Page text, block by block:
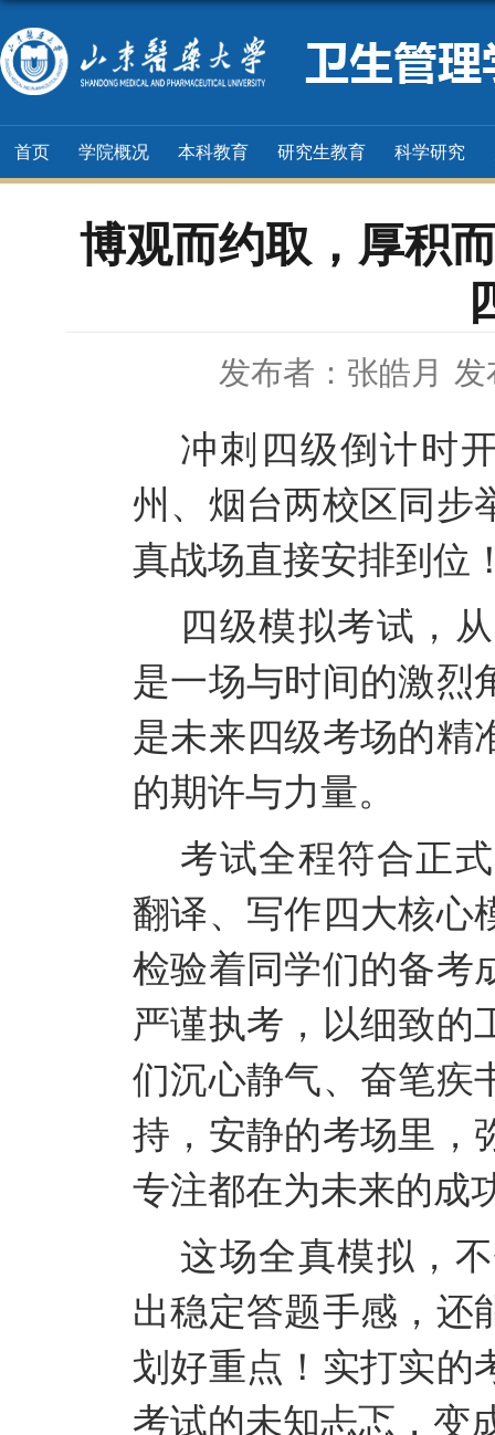
首页 学院概况 本科教育 研究生教育 科学研究
博观而约取，厚积
发布者：张皓月 发
冲刺四级倒计时
州、烟台两校区同步
真战场直接安排到位
四级模拟考试，
是一场与时间的激烈
是未来四级考场的精
的期许与力量。
考试全程符合正
翻译、写作四大核心
检验着同学们的备考
严谨执考，以细致的
们沉心静气、奋笔疾
持，安静的考场里，
专注都在为未来的成
这场全真模拟，
出稳定答题手感，还
划好重点！实打实的
考试的未知忐忑，变